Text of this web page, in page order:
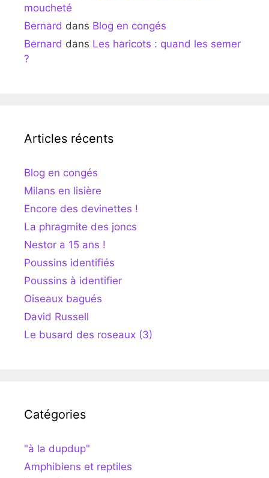
moucheté
Bernard dans Blog en congés
Bernard dans Les haricots : quand les semer
?
Articles récents
Blog en congés
Milans en lisière
Encore des devinettes !
La phragmite des joncs
Nestor a 15 ans !
Poussins identifiés
Poussins à identifier
Oiseaux bagués
David Russell
Le busard des roseaux (3)
Catégories
"à la dupdup"
Amphibiens et reptiles